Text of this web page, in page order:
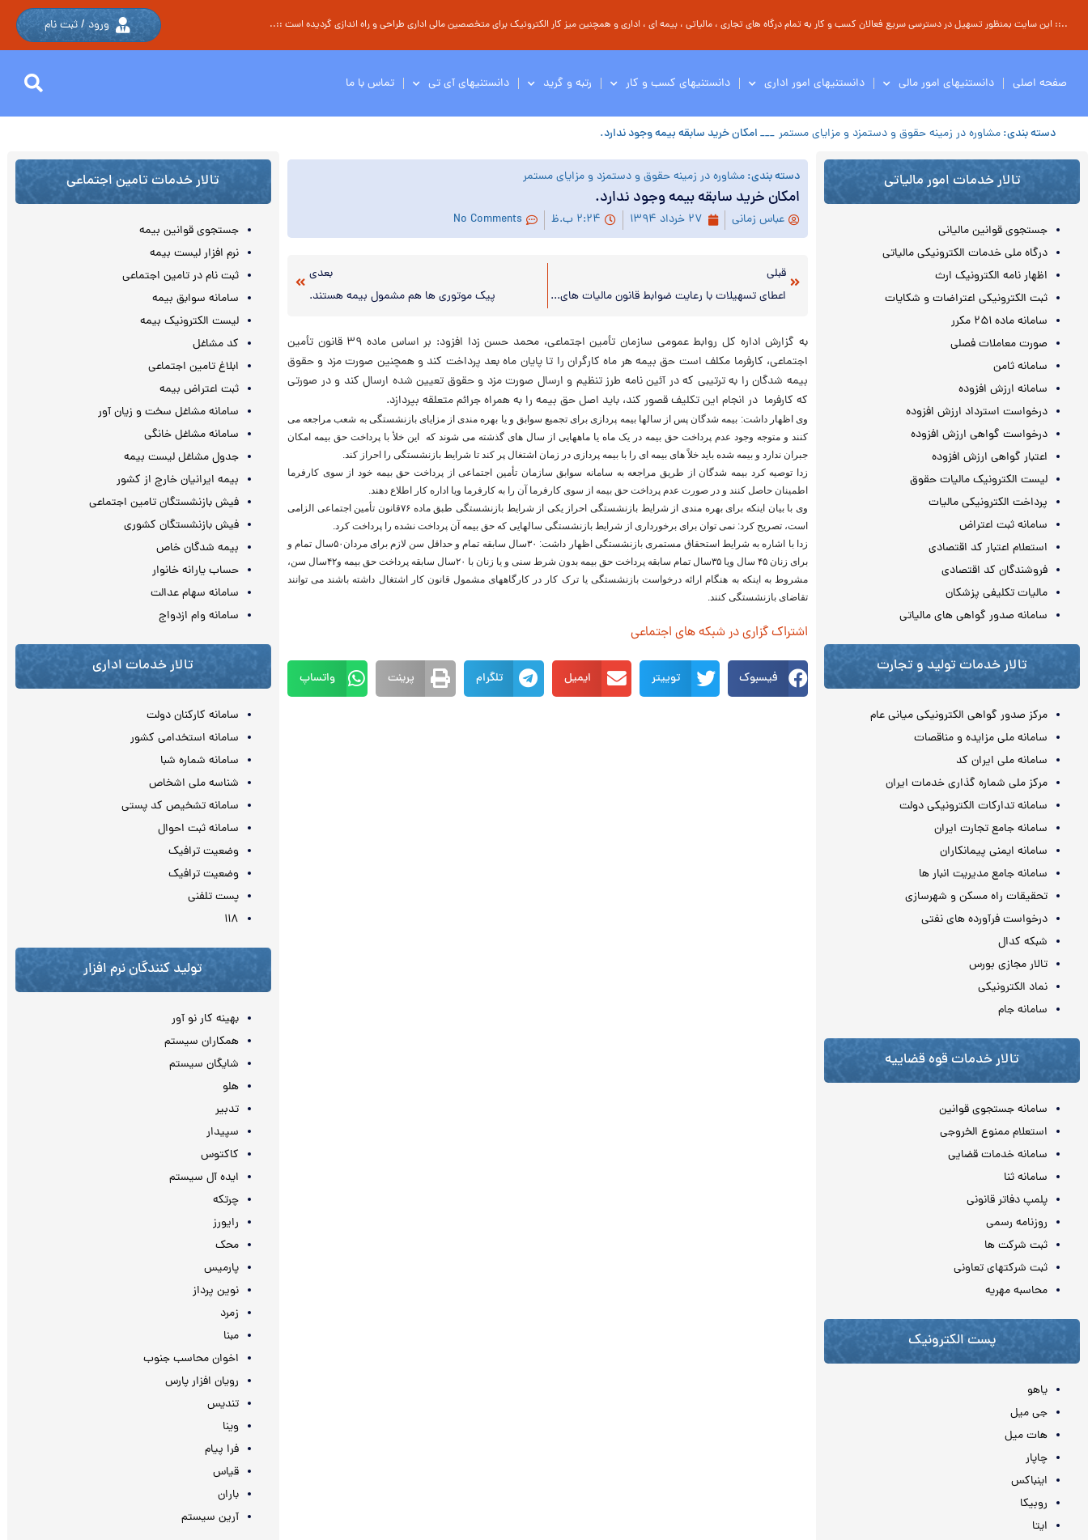
..:: این سایت بمنظور تسهیل در دسترسی سریع فعالان کسب و کار به تمام درگاه های تجاری ، مالیاتی ، بیمه ای ، اداری و همچنین میز کار الکترونیک برای متخصصین مالی اداری طراحی و راه اندازی گردیده است ::.. ورود / ثبت نام
صفحه اصلی دانستنیهای امور مالی دانستنیهای امور اداری دانستنیهای کسب و کار رتبه و گرید دانستنیهای آی تی تماس با ما
دسته بندی:مشاوره در زمینه حقوق و دستمزد و مزایای مستمر ___ امکان خرید سابقه بیمه وجود ندارد.
تالار خدمات امور مالیاتی
جستجوی قوانین مالیانی
درگاه ملی خدمات الکترونیکی مالیاتی
اظهار نامه الکترونیک ارث
ثبت الکترونیکی اعتراضات و شکایات
سامانه ماده ۲۵۱ مکرر
صورت معاملات فصلی
سامانه ثامن
سامانه ارزش افزوده
درخواست استرداد ارزش افزوده
درخواست گواهی ارزش افزوده
اعتبار گواهی ارزش افزوده
لیست الکترونیک مالیات حقوق
پرداخت الکترونیکی مالیات
سامانه ثبت اعتراض
استعلام اعتبار کد اقتصادی
فروشندگان کد اقتصادی
مالیات تکلیفی پزشکان
سامانه صدور گواهی های مالیاتی
تالار خدمات تولید و تجارت
مرکز صدور گواهی الکترونیکی میانی عام
سامانه ملی مزایده و مناقصات
سامانه ملی ایران کد
مرکز ملی شماره گذاری خدمات ایران
سامانه تدارکات الکترونیکی دولت
سامانه جامع تجارت ایران
سامانه ایمنی پیمانکاران
سامانه جامع مدیریت انبار ها
تحقیقات راه مسکن و شهرسازی
درخواست فرآورده های نفتی
شبکه کدال
تالار مجازی بورس
نماد الکترونیکی
سامانه جام
تالار خدمات قوه قضاییه
سامانه جستجوی قوانین
استعلام ممنوع الخروجی
سامانه خدمات قضایی
سامانه ثنا
پلمپ دفاتر قانونی
روزنامه رسمی
ثبت شرکت ها
ثبت شرکتهای تعاونی
محاسبه مهريه
پست الکترونیک
یاهو
جی میل
هات میل
چاپار
اینباکس
روبیکا
ایتا
دسته بندی:مشاوره در زمینه حقوق و دستمزد و مزایای مستمر
امکان خرید سابقه بیمه وجود ندارد.
عباس زمانی ۲۷ خرداد ۱۳۹۴ ۲:۲۴ ب.ظ No Comments
قبلی
اعطای تسهیلات با رعایت ضوابط قانون مالیات های مستقیم در مناطق آزاد
بعدی
پیک موتوری ها هم مشمول بیمه هستند.
به گزارش اداره کل روابط عمومی سازمان تأمین اجتماعی، محمد حسن زدا افزود: بر اساس ماده ۳۹ قانون تأمین
اجتماعی، کارفرما مکلف است حق بیمه هر ماه کارگران را تا پایان ماه بعد پرداخت کند و همچنین صورت مزد و حقوق
بیمه شدگان را به ترتیبی که در آئین نامه طرز تنظیم و ارسال صورت مزد و حقوق تعیین شده ارسال کند و در صورتی
که کارفرما در انجام این تکلیف قصور کند، باید اصل حق بیمه را به همراه جرائم متعلقه بپردازد.
وی اظهار داشت: بیمه شدگان پس از سالها بیمه پردازی برای تجمیع سوابق و یا بهره مندی از مزایای بازنشستگی به شعب مراجعه می
کنند و متوجه وجود عدم پرداخت حق بیمه در یک ماه یا ماههایی از سال های گذشته می شوند که این خلأ با پرداخت حق بیمه امکان
جبران ندارد و بیمه شده باید خلاً های بیمه ای را با بیمه پردازی در زمان اشتغال پر کند تا شرایط بازنشستگی را احراز کند.
زدا توصیه کرد بیمه شدگان از طریق مراجعه به سامانه سوابق سازمان تأمین اجتماعی از پرداخت حق بیمه خود از سوی کارفرما
اطمینان حاصل کنند و در صورت عدم پرداخت حق بیمه از سوی کارفرما آن را به کارفرما ویا اداره کار اطلاع دهند.
وی با بیان اینکه برای بهره مندی از شرایط بازنشستگی احراز یکی از شرایط بازنشستگی طبق ماده ۷۶قانون تأمین اجتماعی الزامی
است، تصریح کرد: نمی توان برای برخورداری از شرایط بازنشستگی سالهایی که حق بیمه آن پرداخت نشده را پرداخت کرد.
زدا با اشاره به شرایط استحقاق مستمری بازنشستگی اظهار داشت: ۳۰سال سابقه تمام و حداقل سن لازم برای مردان۵۰سال تمام و
برای زنان ۴۵ سال ویا ۳۵سال تمام سابقه پرداخت حق بیمه بدون شرط سنی و یا زنان با ۲۰سال سابقه پرداخت حق بیمه و۴۲سال سن،
مشروط به اینکه به هنگام ارائه درخواست بازنشستگی یا ترک کار در کارگاههای مشمول قانون کار اشتغال داشته باشند می توانند
تقاضای بازنشستگی کنند.
اشتراک گزاری در شبکه های اجتماعی
فیسبوک توییتر ایمیل تلگرام پرینت واتساپ
تالار خدمات تامین اجتماعی
جستجوی قوانین بیمه
نرم افزار لیست بیمه
ثبت نام در تامین اجتماعی
سامانه سوابق بیمه
لیست الکترونیک بیمه
کد مشاغل
ابلاغ تامین اجتماعی
ثبت اعتراض بیمه
سامانه مشاغل سخت و زیان آور
سامانه مشاغل خانگی
جدول مشاغل لیست بیمه
بیمه ایرانیان خارج از کشور
فیش بازنشستگان تامین اجتماعی
فیش بازنشستگان کشوری
بیمه شدگان خاص
حساب یارانه خانوار
سامانه سهام عدالت
سامانه وام ازدواج
تالار خدمات اداری
سامانه کارکنان دولت
سامانه استخدامی کشور
سامانه شماره شبا
شناسه ملی اشخاص
سامانه تشخیص کد پستی
سامانه ثبت احوال
وضعیت ترافیک
وضعیت ترافیک
پست تلفنی
۱۱۸
تولید کنندگان نرم افزار
بهینه کار نو آور
همکاران سیستم
شایگان سیستم
هلو
تدبیر
سپیدار
کاکتوس
ایده آل سیستم
چرتکه
رایورز
محک
پارمیس
نوین پرداز
زمرد
مبنا
اخوان محاسب جنوب
رویان افزار پارس
تندیس
وینا
فرا پیام
قیاس
باران
آرین سیستم